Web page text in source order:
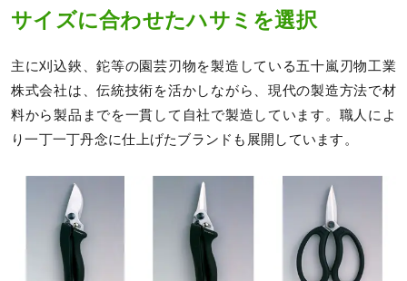
サイズに合わせたハサミを選択
主に刈込鋏、鉈等の園芸刃物を製造している五十嵐刃物工業
株式会社は、伝統技術を活かしながら、現代の製造方法で材
料から製品までを一貫して自社で製造しています。職人によ
り一丁一丁丹念に仕上げたブランドも展開しています。